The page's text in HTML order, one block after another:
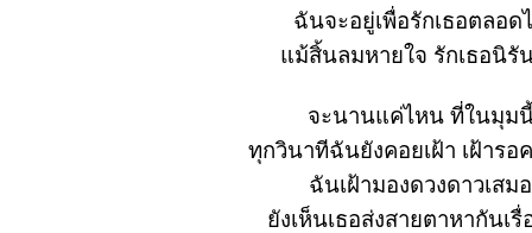
ฉันจะอยู่เพื่อรักเธอตลอด
ม้สิ้นลมหายใจ รักเธอนิรั
จะนานแค่ไหน ที่ในมุม
ทุกวินาทีฉันยังคอยเฝ้า เฝ้ารอ
ฉันเฝ้ามองดวงดาวเสมอ
งเห็นเธอส่งสายตาหากันเรื่